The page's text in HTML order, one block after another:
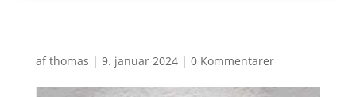
afthomas | 9. januar 2024| 0 Kommentarer